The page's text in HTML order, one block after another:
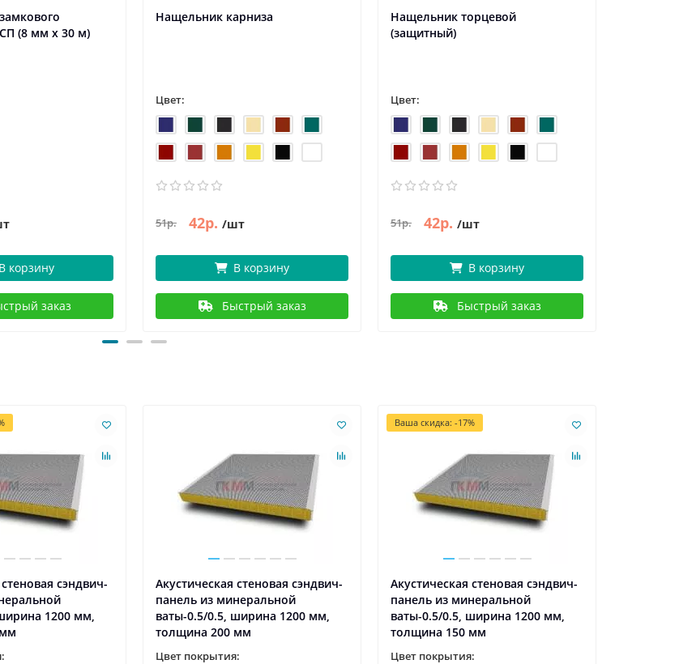
(8 мм х 30 м)
В корзину
заказ
Нащельник карниза
Цвет:
51р. 42р. /шт
В корзину
Быстрый заказ
Нащельник торцевой
(защитный)
Цвет:
51р. 42р. /шт
В корзину
Быстрый заказ
сэндвич-
1200 мм,
Акустическая стеновая сэндвич-
панель из минеральной
ваты-0.5/0.5, ширина 1200 мм,
толщина 200 мм
Цвет покрытия:
Ваша скидка: -17%
Акустическая стеновая сэндвич-
панель из минеральной
ваты-0.5/0.5, ширина 1200 мм,
толщина 150 мм
Цвет покрытия: